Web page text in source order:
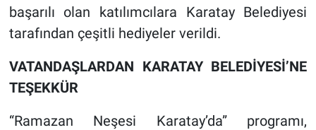
başarılı olan katılımcılara Karatay Belediyesi
tarafından çeşitli hediyeler verildi.
VATANDAŞLARDAN KARATAY BELEDİYESİ’NE
TEŞEKKÜR
“Ramazan Neşesi Karatay’da” programı,